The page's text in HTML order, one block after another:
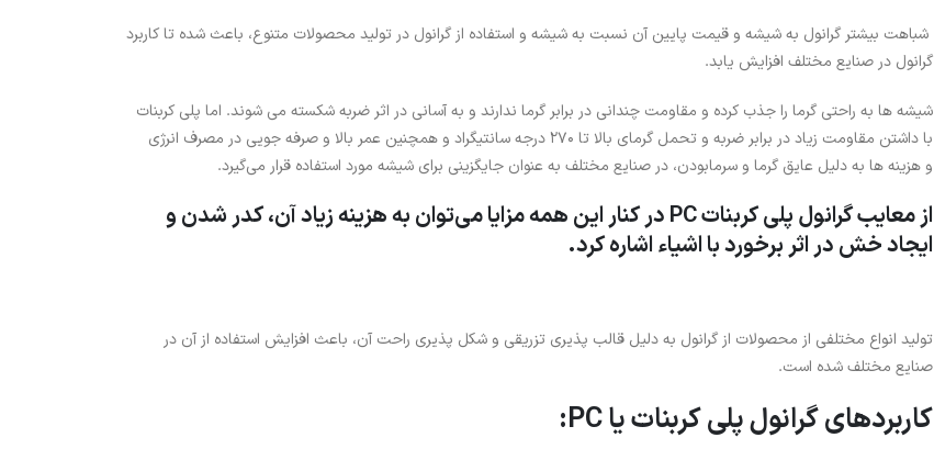
شباهت بیشتر گرانول به شیشه و قیمت پایین آن نسبت به شیشه و استفاده از گرانول در تولید محصولات متنوع، باعث شده تا کاربرد
گرانول در صنایع مختلف افزایش یابد.
شیشه ها به راحتی گرما را جذب کرده و مقاومت چندانی در برابر گرما ندارند و به آسانی در اثر ضربه شکسته می شوند. اما پلی کربنات
با داشتن مقاومت زیاد در برابر ضربه و تحمل گرمای بالا تا 270 درجه سانتیگراد و همچنین عمر بالا و صرفه جویی در مصرف انرژی
و هزینه ها به دلیل عایق گرما و سرمابودن، در صنایع مختلف به عنوان جایگزینی برای شیشه مورد استفاده قرار می‌گیرد.
از معایب گرانول پلی کربنات PC در کنار این همه مزایا می‌توان به هزینه زیاد آن، کدر شدن و
ایجاد خش در اثر برخورد با اشیاء اشاره کرد.
تولید انواع مختلفی از محصولات از گرانول به دلیل قالب پذیری تزریقی و شکل پذیری راحت آن، باعث افزایش استفاده از آن در
صنایع مختلف شده است.
کاربردهای گرانول پلی کربنات یا PC: